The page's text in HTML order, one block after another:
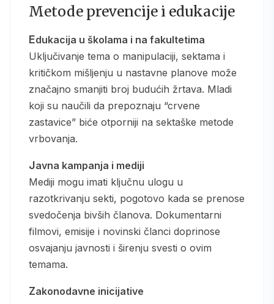
Metode prevencije i edukacije
Edukacija u školama i na fakultetima
Uključivanje tema o manipulaciji, sektama i
kritičkom mišljenju u nastavne planove može
značajno smanjiti broj budućih žrtava. Mladi
koji su naučili da prepoznaju “crvene
zastavice” biće otporniji na sektaške metode
vrbovanja.
Javna kampanja i mediji
Mediji mogu imati ključnu ulogu u
razotkrivanju sekti, pogotovo kada se prenose
svedočenja bivših članova. Dokumentarni
filmovi, emisije i novinski članci doprinose
osvajanju javnosti i širenju svesti o ovim
temama.
Zakonodavne inicijative